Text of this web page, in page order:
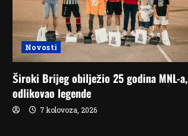
Novosti
Široki Brijeg obilježio 25 godina MNL-a,
odlikovao legende
7 kolovoza, 2026